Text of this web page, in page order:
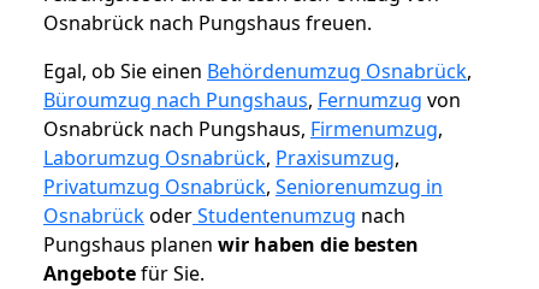
Osnabrück nach Pungshaus freuen.
Egal, ob Sie einen Behördenumzug Osnabrück,
Büroumzug nach Pungshaus, Fernumzug von
Osnabrück nach Pungshaus, Firmenumzug,
Laborumzug Osnabrück, Praxisumzug,
Privatumzug Osnabrück, Seniorenumzug in
OsnabrückoderStudentenumzug nach
Pungshaus planen wir haben die besten
Angebotefür Sie.